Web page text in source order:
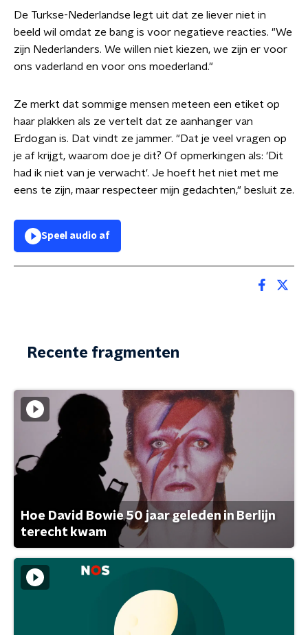
De Turkse-Nederlandse legt uit dat ze liever niet in
beeld wil omdat ze bang is voor negatieve reacties. "We
zijn Nederlanders. We willen niet kiezen, we zijn er voor
ons vaderland en voor ons moederland."
Ze merkt dat sommige mensen meteen een etiket op
haar plakken als ze vertelt dat ze aanhanger van
Erdogan is. Dat vindt ze jammer. "Dat je veel vragen op
je af krijgt, waarom doe je dit? Of opmerkingen als: 'Dit
had ik niet van je verwacht'. Je hoeft het niet met me
eens te zijn, maar respecteer mijn gedachten," besluit ze.
Speel audio af
Recente fragmenten
Hoe David Bowie 50 jaar geleden in Berlijn
terecht kwam